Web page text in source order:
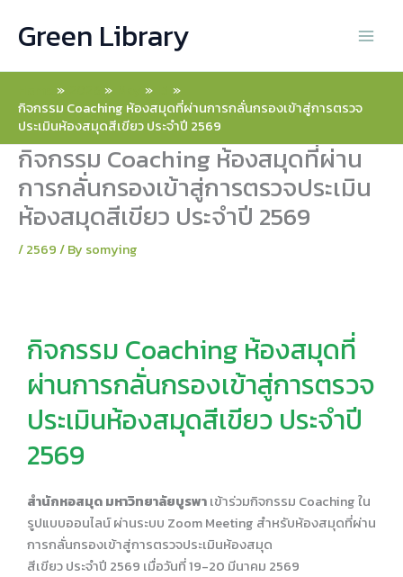
Green Library
กิจกรรม Coaching ห้องสมุดที่ผ่านการกลั่นกรองเข้าสู่การตรวจ
ประเมินห้องสมุดสีเขียว ประจำปี 2569
กิจกรรม Coaching ห้องสมุดที่ผ่าน
การกลั่นกรองเข้าสู่การตรวจประเมิน
ห้องสมุดสีเขียว ประจำปี 2569
/2569/ By somying
กิจกรรม Coaching ห้องสมุดที่
ผ่านการกลั่นกรองเข้าสู่การตรวจ
ประเมินห้องสมุดสีเขียว ประจำปี
2569
สำนักหอสมุด มหาวิทยาลัยบูรพาเข้าร่วมกิจกรรม Coaching ใน
รูปแบบออนไลน์ ผ่านระบบ Zoom Meeting สำหรับห้องสมุดที่ผ่าน
การกลั่นกรองเข้าสู่การตรวจประเมินห้องสมุด
สีเขียว ประจำปี 2569 เมื่อวันที่ 19-20 มีนาคม 2569